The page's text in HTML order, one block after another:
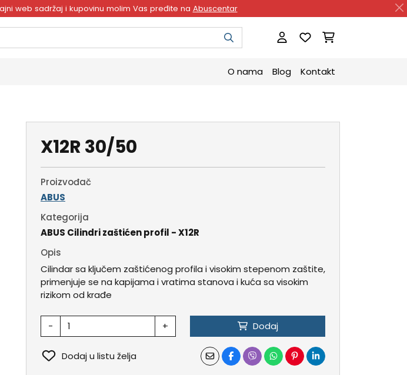
web sadržaj i kupovinu molim Vas pređite na Abuscentar
O nama Blog Kontakt
X12R 30/50
Proizvođač
ABUS
Kategorija
ABUS Cilindri zaštićen profil - X12R
Opis
Cilindar sa ključem zaštićenog profila i visokim stepenom zaštite,
primenjuje se na kapijama i vratima stanova i kuća sa visokim
rizikom od krađe
- + Dodaj
Dodaj u listu želja